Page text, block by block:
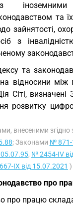
іноземними
та
зайнятості,
з
та
відносини між
Сіті, визначені
розвитку
внесеними
; Законами № 871-
, № 2454-IV
IX від 15.07.2021 )
про
про працю